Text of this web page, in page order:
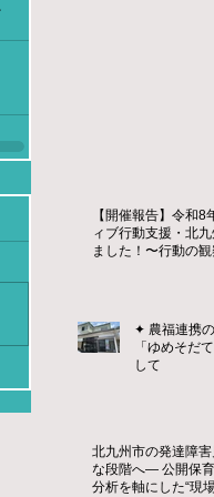
【開催報告】令和8
ィブ行動支援・北九
ました！〜行動の観
✦ 農福連携
「ゆめそだ
して
北九州市の発達障害
な段階へ― 公開保
分析を軸にした“現